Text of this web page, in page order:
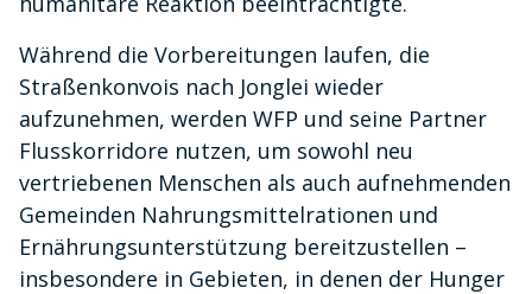
Während die Vorbereitungen laufen, die
Straßenkonvois nach Jonglei wieder
aufzunehmen, werden WFP und seine Partner
Flusskorridore nutzen, um sowohl neu
vertriebenen Menschen als auch aufnehmenden
Gemeinden Nahrungsmittelrationen und
Ernährungsunterstützung bereitzustellen –
insbesondere in Gebieten, in denen der Hunger